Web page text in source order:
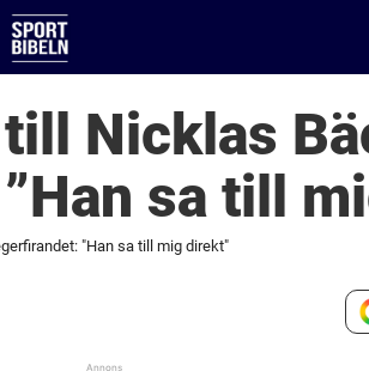
Nicklas
sa till
"Han sa till mig direkt"